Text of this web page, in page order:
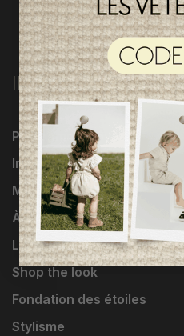
INFORMATIONS
Programme Loyauté
Influenceuses
Marques
À propos
Livraisons et retours
Shop the look
Fondation des étoiles
Stylisme